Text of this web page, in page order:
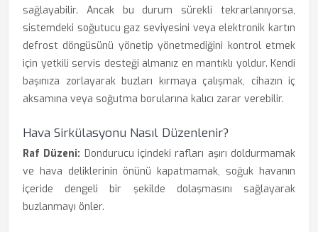
sağlayabilir. Ancak bu durum sürekli tekrarlanıyorsa,
sistemdeki soğutucu gaz seviyesini veya elektronik kartın
defrost döngüsünü yönetip yönetmediğini kontrol etmek
için yetkili servis desteği almanız en mantıklı yoldur. Kendi
başınıza zorlayarak buzları kırmaya çalışmak, cihazın iç
aksamına veya soğutma borularına kalıcı zarar verebilir.
Hava Sirkülasyonu Nasıl Düzenlenir?
Raf Düzeni: Dondurucu içindeki rafları aşırı doldurmamak
ve hava deliklerinin önünü kapatmamak, soğuk havanın
içeride dengeli bir şekilde dolaşmasını sağlayarak
buzlanmayı önler.